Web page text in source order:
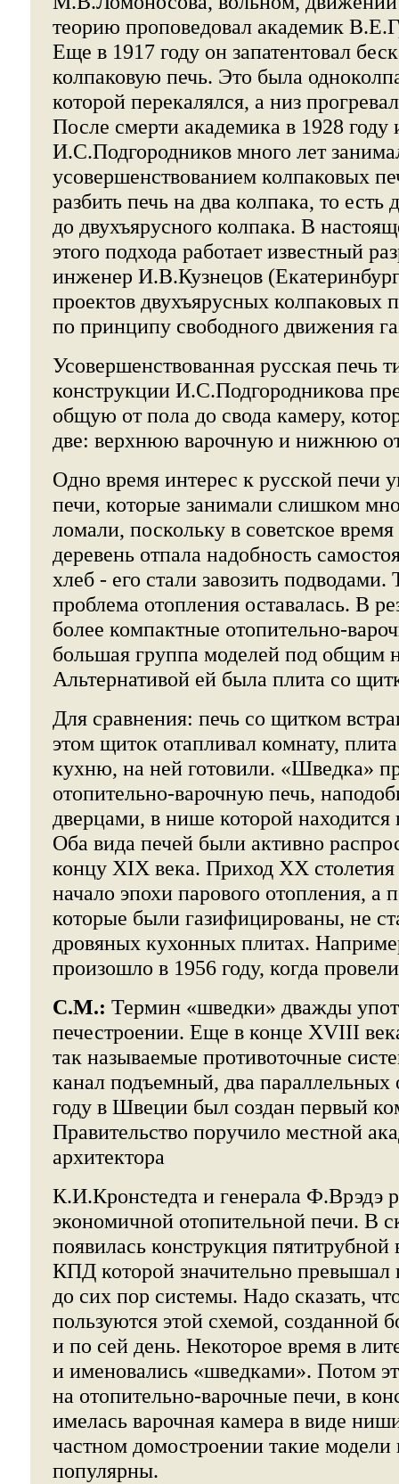
теорию проповедовал академик
Еще в 1917 году он запатентовал
колпаковую печь. Это была
которой перекалялся, а низ
После смерти академика в 1928 году
И.С.Подгородников много лет
усовершенствованием колпаковых
разбить печь на два колпака, то
до двухъярусного колпака. В
этого подхода работает известный
инженер И.В.Кузнецов
проектов двухъярусных колпаковых
по принципу свободного движения
Усовершенствованная русская печь
конструкции И.С.Подгородникова
общую от пола до свода камеру,
две: верхнюю варочную и нижнюю
Одно время интерес к русской печи
печи, которые занимали слишком
ломали, поскольку в советское
деревень отпала надобность
хлеб - его стали завозить
проблема отопления оставалась. В
более компактные отопительно-
большая группа моделей под общим
Альтернативой ей была плита со
Для сравнения: печь со щитком
этом щиток отапливал комнату,
кухню, на ней готовили. «Шведка»
отопительно-варочную печь,
дверцами, в нише которой
Оба вида печей были активно
концу XIX века. Приход ХХ столетия
начало эпохи парового отопления, а
которые были газифицированы, не
дровяных кухонных плитах.
произошло в 1956 году, когда
С.М.: Термин «шведки» дважды
печестроении. Еще в конце XVIII
так называемые противоточные
канал подъемный, два
году в Швеции был создан первый
Правительство поручило местной
архитектора
К.И.Кронстедта и генерала Ф.Врэдэ
экономичной отопительной печи. В
появилась конструкция пятитрубной
КПД которой значительно
до сих пор системы. Надо сказать,
пользуются этой схемой, созданной
и по сей день. Некоторое время в
и именовались «шведками». Потом
на отопительно-варочные печи, в
имелась варочная камера в виде
частном домостроении такие
популярны.